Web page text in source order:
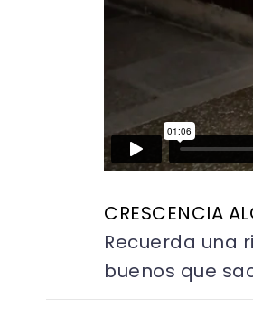
CRESCENCIA
Recuerda una
buenos que